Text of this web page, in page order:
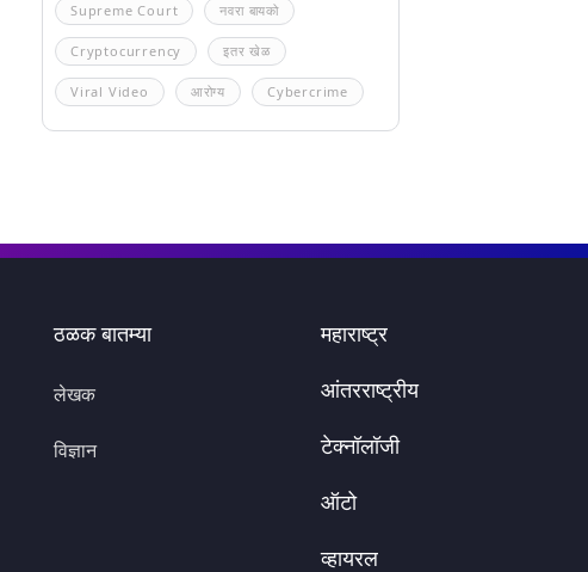
Supreme Court नवरा बायको
Cryptocurrency इतर खेळ
Viral Video आरोग्य Cybercrime
ठळक बातम्या
लेखक
विज्ञान
महाराष्ट्र
आंतरराष्ट्रीय
टेक्नॉलॉजी
ऑटो
व्हायरल